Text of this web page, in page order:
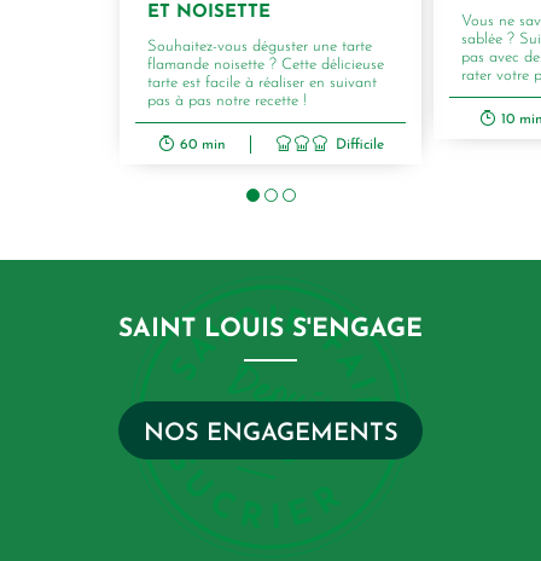
ET NOISETTE
Souhaitez-vous déguster une tarte
flamande noisette ? Cette délicieuse
tarte est facile à réaliser en suivant
pas à pas notre recette !
60 min Difficile
Vous ne
sablée ?
pas avec
rater votre
10
SAINT LOUIS S'ENGAGE
NOS ENGAGEMENTS